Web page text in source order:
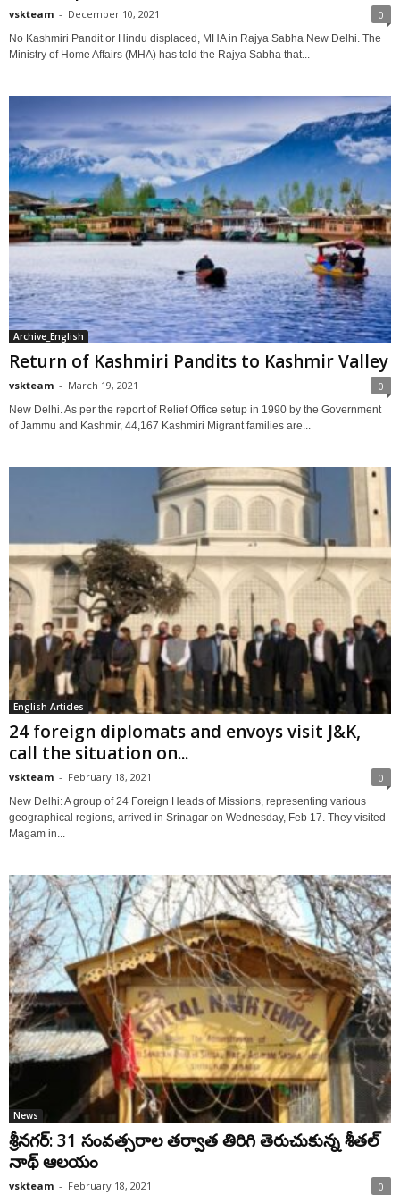
vskteam - December 10, 2021 0
No Kashmiri Pandit or Hindu displaced, MHA in Rajya Sabha New Delhi. The
Ministry of Home Affairs (MHA) has told the Rajya Sabha that...
Archive_English
Return of Kashmiri Pandits to Kashmir Valley
vskteam - March 19, 2021 0
New Delhi. As per the report of Relief Office setup in 1990 by the Government
of Jammu and Kashmir, 44,167 Kashmiri Migrant families are...
English Articles
24 foreign diplomats and envoys visit J&K,
call the situation on...
vskteam - February 18, 2021 0
New Delhi: A group of 24 Foreign Heads of Missions, representing various
geographical regions, arrived in Srinagar on Wednesday, Feb 17. They visited
Magam in...
News
శ్రీనగర్: 31 సంవత్సరాల‌ తర్వాత తిరిగి తెరుచుకున్న శీతల్
నాథ్‌ ఆలయం
vskteam - February 18, 2021 0